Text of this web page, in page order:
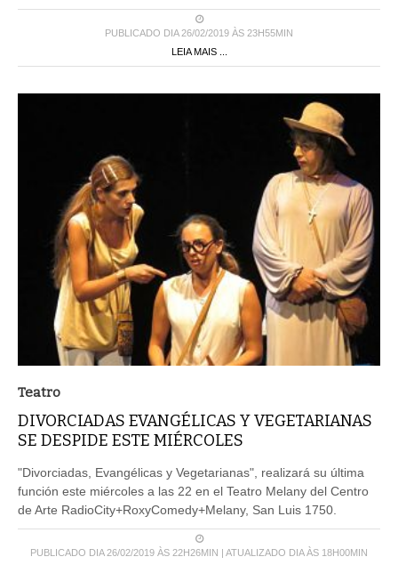
PUBLICADO DIA 26/02/2019 ÀS 23H55MIN
LEIA MAIS ...
Teatro
DIVORCIADAS EVANGÉLICAS Y VEGETARIANAS
SE DESPIDE ESTE MIÉRCOLES
"Divorciadas, Evangélicas y Vegetarianas", realizará su última
función este miércoles a las 22 en el Teatro Melany del Centro
de Arte RadioCity+RoxyComedy+Melany, San Luis 1750.
PUBLICADO DIA 26/02/2019 ÀS 22H26MIN | ATUALIZADO DIA ÀS 18H00MIN